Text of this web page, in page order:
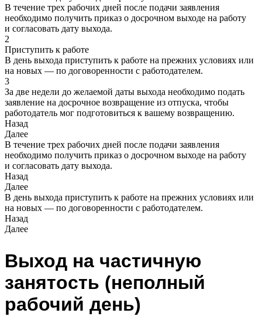
В течение трех рабочих дней после подачи заявления
необходимо получить приказ о досрочном выходе на работу
и согласовать дату выхода.
2
Приступить к работе
В день выхода приступить к работе на прежних условиях или
на новых — по договоренности с работодателем.
3
За две недели до желаемой даты выхода необходимо подать
заявление на досрочное возвращение из отпуска, чтобы
работодатель мог подготовиться к вашему возвращению.
Назад
Далее
В течение трех рабочих дней после подачи заявления
необходимо получить приказ о досрочном выходе на работу
и согласовать дату выхода.
Назад
Далее
В день выхода приступить к работе на прежних условиях или
на новых — по договоренности с работодателем.
Назад
Далее
Выход на частичную
занятость (неполный
рабочий день)